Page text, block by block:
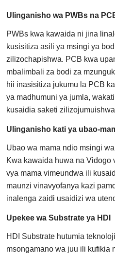
Ulinganisho wa PWBs na
PWBs kwa kawaida ni jina
kusisitiza asili ya msingi ya
zilizochapishwa. PCB kwa
mbalimbali za bodi za
hii inasisitiza jukumu la PCB
ya madhumuni ya jumla,
kusaidia saketi
Ulinganisho kati ya ubao-
Ubao wa mama ndio msingi
Kwa kawaida huwa na Vidogo
vya mama vimeundwa ili
maunzi vinavyofanya kazi
inalenga zaidi usaidizi wa
Upekee wa Substrate ya HDI
HDI Substrate hutumia
msongamano wa juu ili kufikia